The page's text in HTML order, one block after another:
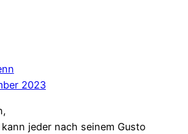
2023
jeder nach seinem Gusto